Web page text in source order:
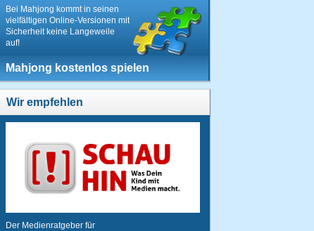
Bei Mahjong kommt in seinen
vielfältigen Online-Versionen mit
Sicherheit keine Langeweile
auf!
Mahjong kostenlos spielen
Wir empfehlen
Der Medienratgeber für